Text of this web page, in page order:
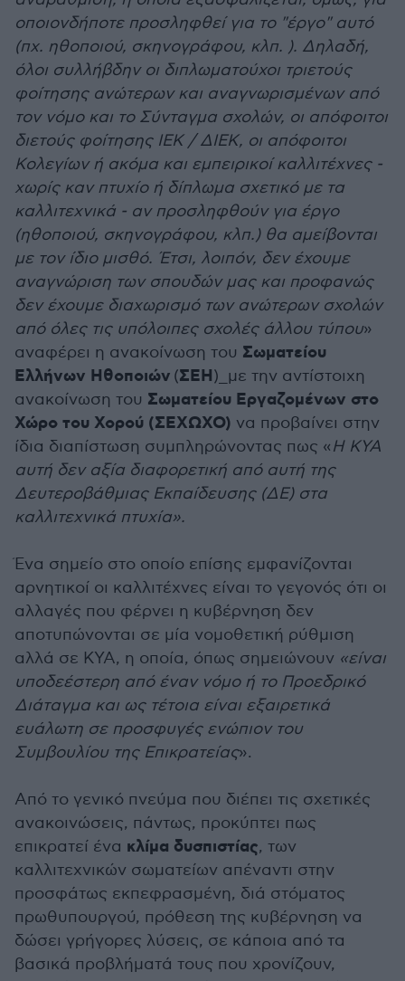
οποιονδήποτε προσληφθεί για το "έργο" αυτό
(πχ. ηθοποιού, σκηνογράφου, κλπ. ). Δηλαδή,
όλοι συλλήβδην οι διπλωματούχοι τριετούς
φοίτησης ανώτερων και αναγνωρισμένων από
τον νόμο και το Σύνταγμα σχολών, οι απόφοιτοι
διετούς φοίτησης ΙΕΚ / ΔΙΕΚ, οι απόφοιτοι
Κολεγίων ή ακόμα και εμπειρικοί καλλιτέχνες -
χωρίς καν πτυχίο ή δίπλωμα σχετικό με τα
καλλιτεχνικά - αν προσληφθούν για έργο
(ηθοποιού, σκηνογράφου, κλπ.) θα αμείβονται
με τον ίδιο μισθό. Έτσι, λοιπόν, δεν έχουμε
αναγνώριση των σπουδών μας και προφανώς
δεν έχουμε διαχωρισμό των ανώτερων σχολών
από όλες τις υπόλοιπες σχολές άλλου τύπου»
αναφέρει η ανακοίνωση του Σωματείου
Ελλήνων Ηθοποιών (ΣΕΗ)_με την αντίστοιχη
ανακοίνωση του Σωματείου Εργαζομένων στο
Χώρο του Χορού (ΣΕΧΩΧΟ) να προβαίνει στην
ίδια διαπίστωση συμπληρώνοντας πως «Η ΚΥΑ
αυτή δεν αξία διαφορετική από αυτή της
Δευτεροβάθμιας Εκπαίδευσης (ΔΕ) στα
καλλιτεχνικά πτυχία».
Ένα σημείο στο οποίο επίσης εμφανίζονται
αρνητικοί οι καλλιτέχνες είναι το γεγονός ότι οι
αλλαγές που φέρνει η κυβέρνηση δεν
αποτυπώνονται σε μία νομοθετική ρύθμιση
αλλά σε ΚΥΑ, η οποία, όπως σημειώνουν «είναι
υποδεέστερη από έναν νόμο ή το Προεδρικό
Διάταγμα και ως τέτοια είναι εξαιρετικά
ευάλωτη σε προσφυγές ενώπιον του
Συμβουλίου της Επικρατείας».
Από το γενικό πνεύμα που διέπει τις σχετικές
ανακοινώσεις, πάντως, προκύπτει πως
επικρατεί ένα κλίμα δυσπιστίας, των
καλλιτεχνικών σωματείων απέναντι στην
προσφάτως εκπεφρασμένη, διά στόματος
πρωθυπουργού, πρόθεση της κυβέρνηση να
δώσει γρήγορες λύσεις, σε κάποια από τα
βασικά προβλήματά τους που χρονίζουν,